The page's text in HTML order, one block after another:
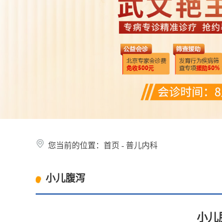
您当前的位置： 首页 - 普儿内科
小儿腹泻
小儿